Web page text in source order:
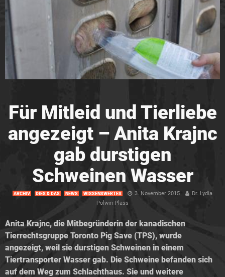
Für Mitleid und Tierliebe
angezeigt – Anita Krajnc
gab durstigen
Schweinen Wasser
ARCHIV DIES & DAS NEWS WISSENSWERTES 3. November 2015
Dr. Lydia
Polwin-Plass
Anita Krajnc, die Mitbegründerin der kanadischen
Tierrechtsgruppe Toronto Pig Save (TPS), wurde
angezeigt, weil sie durstigen Schweinen in einem
Tiertransporter Wasser gab. Die Schweine befanden sich
auf dem Weg zum Schlachthaus. Sie und weitere